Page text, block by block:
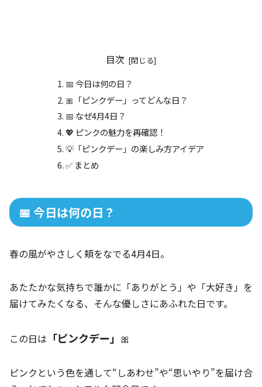
目次
📅 今日は何の日？
🎀「ピンクデー」ってどんな日？
📅 なぜ4月4日？
💖 ピンクの魅力を再確認！
💡「ピンクデー」の楽しみ方アイデア
✅ まとめ
📅 今日は何の日？
春の風がやさしく頬をなでる4月4日。
あたたかな気持ちで誰かに「ありがとう」や「大好き」を
届けてみたくなる、そんな優しさにあふれた日です。
この日は 「ピンクデー」 🎀
ピンクという色を通して“しあわせ”や“思いやり”を届け合